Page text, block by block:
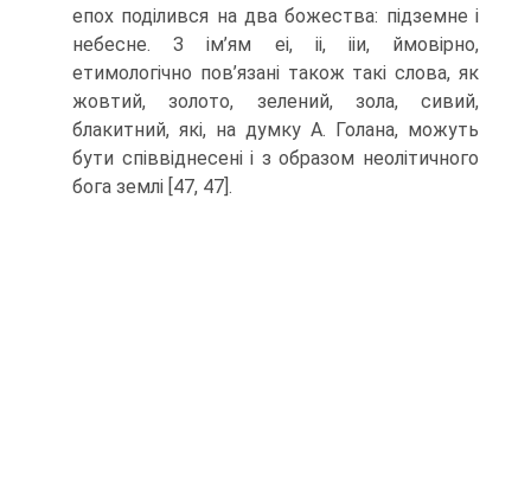
епох поділився на два божества: підземне і
небесне. З ім’ям еі, іі, ііи, ймовірно,
етимологічно пов’язані також такі слова, як
жовтий, золото, зелений, зола, сивий,
блакитний, які, на думку А. Голана, можуть
бути співвіднесені і з об­разом неолітичного
бога землі [47, 47].